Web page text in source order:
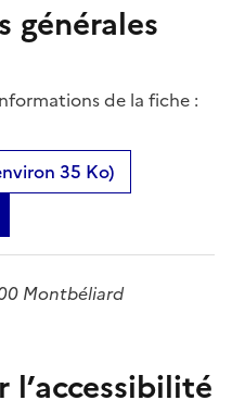
générales
de la fiche :
35 Ko)
Montbéliard